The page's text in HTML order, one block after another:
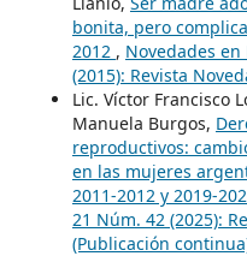
bonita, pero
2012 , Novedades en
(2015): Revista
Lic. Víctor Francisco
Manuela Burgos,
reproductivos:
en las mujeres
2011-2012 y 2019-
21 Núm. 42 (2025):
(Publicación